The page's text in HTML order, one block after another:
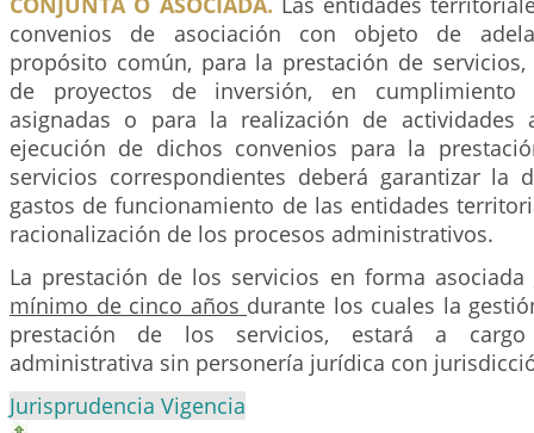
convenios de asociación con objeto de
propósito común, para la prestación de
de proyectos de inversión, en cumplimiento
asignadas o para la realización de actividades
ejecución de dichos convenios para la
servicios correspondientes deberá garantizar la
gastos de funcionamiento de las entidades
racionalización de los procesos administrativos.
La prestación de los servicios en forma asociada
mínimo de cinco años durante los cuales la
prestación de los servicios, estará a
administrativa sin personería jurídica con
Jurisprudencia Vigencia